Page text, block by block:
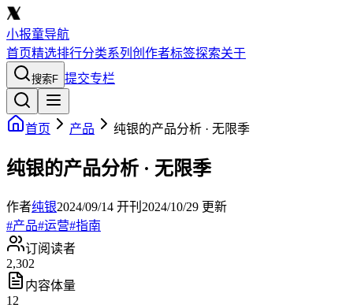
小报童导航
首页精选排行分类系列 创作者标签探索关于
搜索F 提交专栏
首页 产品 纯银的产品分析 · 无限季
纯银的产品分析 · 无限季
作者纯银2024/09/14 开刊 2024/10/29 更新
#产品#运营#指南
订阅读者
2,302
内容体量
12